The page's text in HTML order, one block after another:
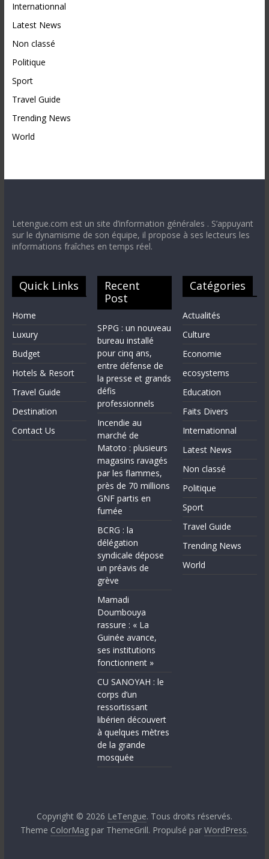
Internationnal
Latest News
Non classé
Politique
Sport
Travel Guide
Trending News
World
Letengue.com est un site d’information générales . S’appuyant
sur le dynamisme de son équipe, il propose à ses lecteurs les
informations fraîches en temps réel.
Quick Links
Home
Luxury
Budget
Hotels & Resort
Travel Guide
Destination
Contact Us
Recent
Post
SPPG : un nouveau
bureau installé
pour cinq ans,
entre défense de
la presse et grands
défis
professionnels
Incendie au
marché de
Matoto : plusieurs
magasins ravagés
par les flammes,
près de 70 millions
GNF partis en
fumée
BCRG : la
délégation
syndicale dépose
un préavis de
grève
Mamadi
Doumbouya
rassure : « La
Guinée avance,
ses institutions
fonctionnent »
CU SANOYAH : le
corps d’un
ressortissant
libérien découvert
à quelques mètres
de la grande
mosquée
Catégories
Actualités
Culture
Economie
ecosystems
Education
Faits Divers
Internationnal
Latest News
Non classé
Politique
Sport
Travel Guide
Trending News
World
Copyright © 2026 LeTengue. Tous droits réservés.
Theme ColorMagpar ThemeGrill. Propulsé par WordPress.